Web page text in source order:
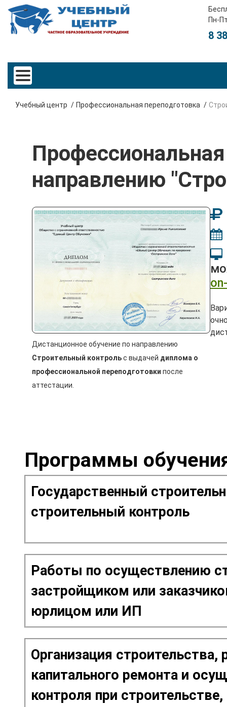
Пн-
8
Учебный центр Профессиональная переподготовка
направлению
Дистанционное обучение по направлению
Строительный контрольс выдачей диплома о
профессиональной переподготовки после
аттестации.
Программы
Государственный
строительный контроль
Работы по осуществлению
застройщиком или
юрлицом или ИП
Организация строительства,
капитального ремонта и
контроля при